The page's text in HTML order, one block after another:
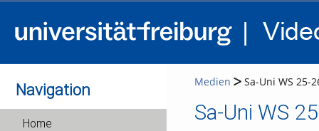
Navigation
Home
Medien Sa-Uni WS 25-
Sa-Uni WS